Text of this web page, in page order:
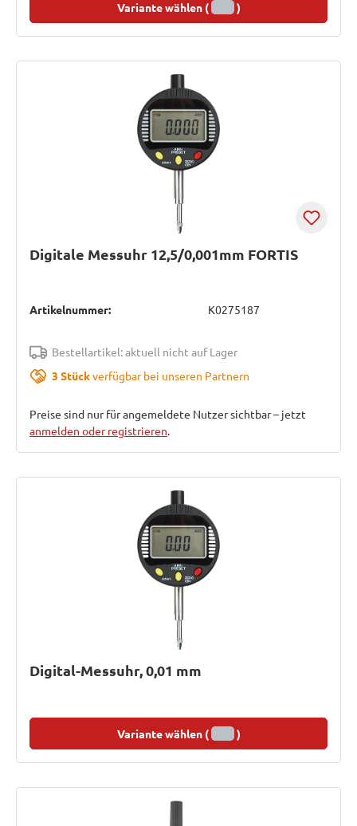
Variante wählen ( )
Digitale Messuhr 12,5/0,001mm FORTIS
Artikelnummer: K0275187
Bestellartikel: aktuell nicht auf Lager
3 Stückverfügbar bei unseren Partnern
Preise sind nur für angemeldete Nutzer sichtbar – jetzt
anmelden oder registrieren.
Digital-Messuhr, 0,01 mm
Variante wählen ( )